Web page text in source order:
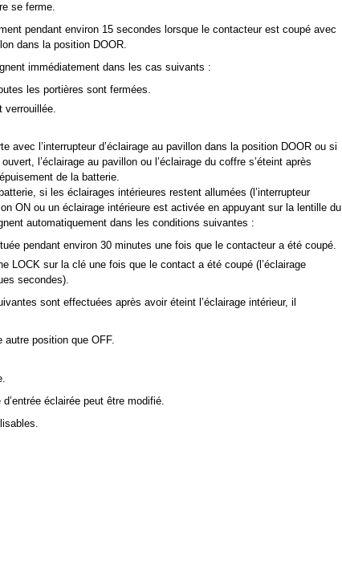
se ferme.
pendant environ 15 secondes lorsque le contacteur est coupé avec
dans la position DOOR.
immédiatement dans les cas suivants :
les portières sont fermées.
verrouillée.
avec l’interrupteur d’éclairage au pavillon dans la position DOOR ou si
l’éclairage au pavillon ou l’éclairage du coffre s’éteint après
de la batterie.
si les éclairages intérieures restent allumées (l’interrupteur
ON ou un éclairage intérieure est activée en appuyant sur la lentille du
automatiquement dans les conditions suivantes :
pendant environ 30 minutes une fois que le contacteur a été coupé.
LOCK sur la clé une fois que le contact a été coupé (l’éclairage
secondes).
sont effectuées après avoir éteint l’éclairage intérieur, il
position que OFF.
éclairée peut être modifié.